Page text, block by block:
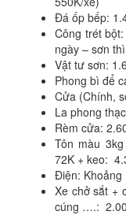
Đá ốp bếp:
Công trét
ngày – sơn
Vật tư sơn:
Phong bì để
Cửa (Chính,
La phong
Rèm cửa:
Tôn màu
72K + keo:
Điện: Khoảng
Xe chở sắt +
cúng ….: